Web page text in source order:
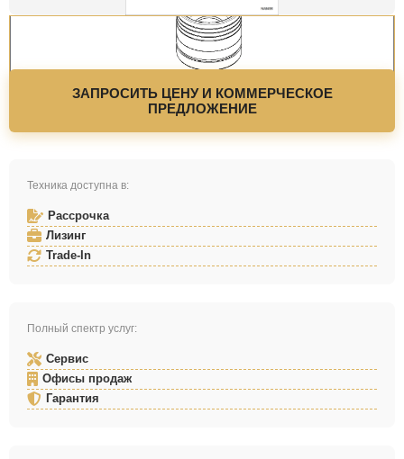
ЗАПРОСИТЬ ЦЕНУ И КОММЕРЧЕСКОЕ
ПРЕДЛОЖЕНИЕ
Техника доступна в:
Рассрочка
Лизинг
Trade-In
Полный спектр услуг:
Сервис
Офисы продаж
Гарантия